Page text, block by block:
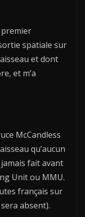
premier
spatiale sur
et dont
et m’a
McCandless
qu’aucun
fait avant
Unit ou MMU.
français sur
absent).